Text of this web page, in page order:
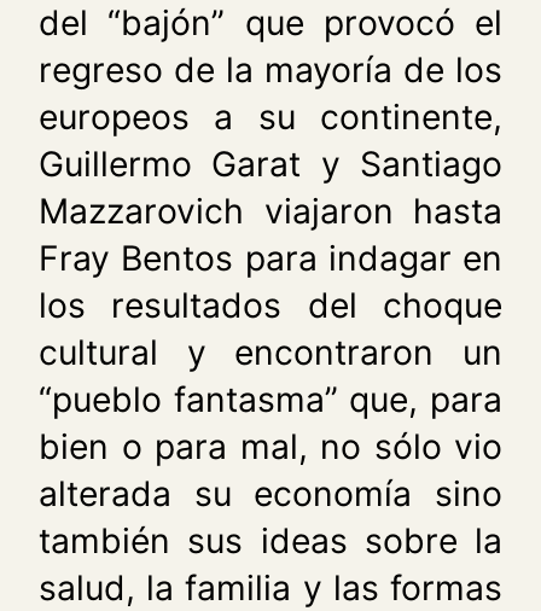
del “bajón” que provocó el
regreso de la mayoría de los
europeos a su continente,
Guillermo Garat y Santiago
Mazzarovich viajaron hasta
Fray Bentos para indagar en
los resultados del choque
cultural y encontraron un
“pueblo fantasma” que, para
bien o para mal, no sólo vio
alterada su economía sino
también sus ideas sobre la
salud, la familia y las formas